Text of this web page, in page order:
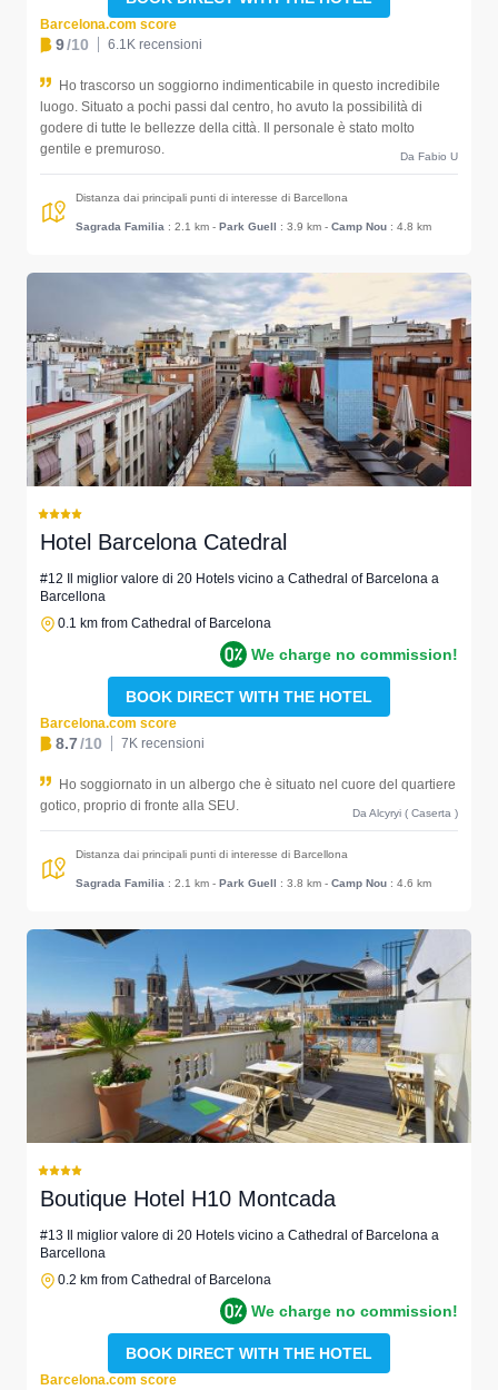
Barcelona.com score
9/10 6.1K recensioni
Ho trascorso un soggiorno indimenticabile in questo incredibile
luogo. Situato a pochi passi dal centro, ho avuto la possibilità di
godere di tutte le bellezze della città. Il personale è stato molto
gentile e premuroso.
Da Fabio U
Distanza dai principali punti di interesse di Barcellona
Sagrada Familia : 2.1 km - Park Guell : 3.9 km - Camp Nou : 4.8 km
Hotel Barcelona Catedral
#12 Il miglior valore di 20 Hotels vicino a Cathedral of Barcelona a
Barcellona
0.1 km from Cathedral of Barcelona
We charge no commission!
BOOK DIRECT WITH THE HOTEL
Barcelona.com score
8.7/10 7K recensioni
Ho soggiornato in un albergo che è situato nel cuore del quartiere
gotico, proprio di fronte alla SEU.
Da Alcyryi ( Caserta )
Distanza dai principali punti di interesse di Barcellona
Sagrada Familia : 2.1 km - Park Guell : 3.8 km - Camp Nou : 4.6 km
Boutique Hotel H10 Montcada
#13 Il miglior valore di 20 Hotels vicino a Cathedral of Barcelona a
Barcellona
0.2 km from Cathedral of Barcelona
We charge no commission!
BOOK DIRECT WITH THE HOTEL
Barcelona.com score